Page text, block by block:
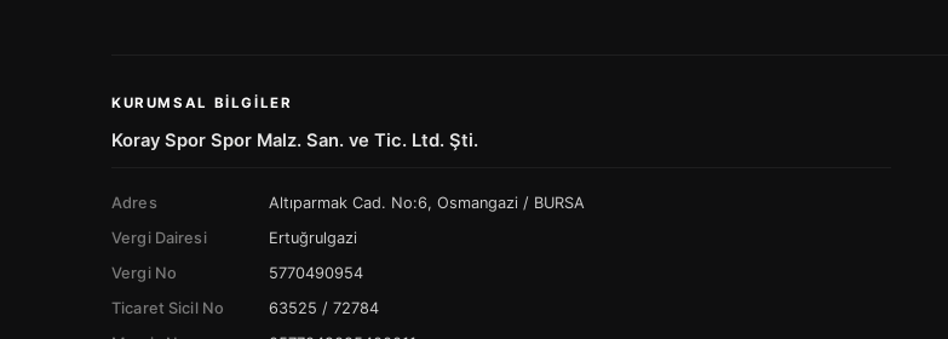
KURUMSAL BILGILER
Koray Spor Spor Malz. San. ve Tic. Ltd. Şti.
Adres
Altıparmak Cad. No:6, Osmangazi / BURSA
Vergi Dairesi
Ertuğrulgazi
Vergi No
5770490954
Ticaret Sicil No
63525 / 72784